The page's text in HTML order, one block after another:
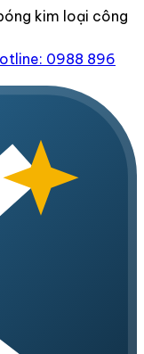
kim loại công
0988 896